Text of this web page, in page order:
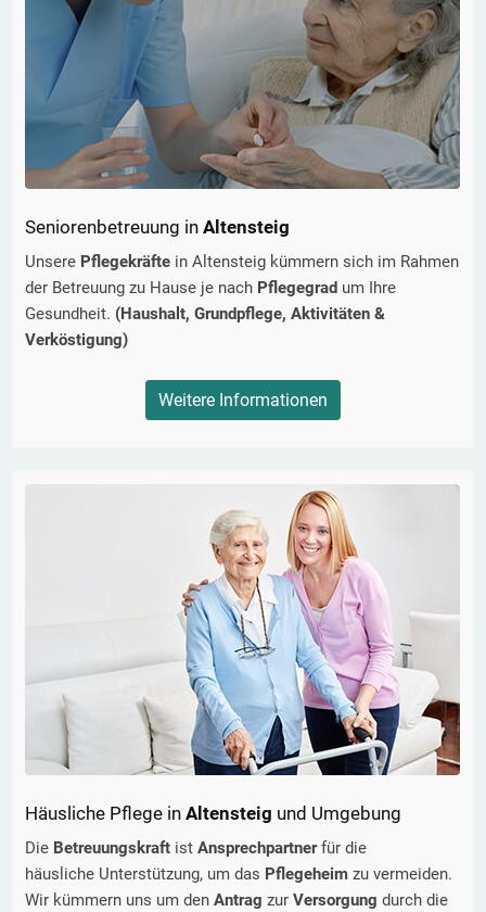
Seniorenbetreuung in Altensteig
Unsere Pflegekräfte in Altensteig kümmern sich im Rahmen
der Betreuung zu Hause je nach Pflegegrad um Ihre
Gesundheit. (Haushalt, Grundpflege, Aktivitäten &
Verköstigung)
Weitere Informationen
Häusliche Pflege in Altensteig und Umgebung
Die Betreuungskraft ist Ansprechpartnerfür die
häusliche Unterstützung, um das Pflegeheim zu vermeiden.
Wir kümmern uns um den Antrag zur Versorgung durch die